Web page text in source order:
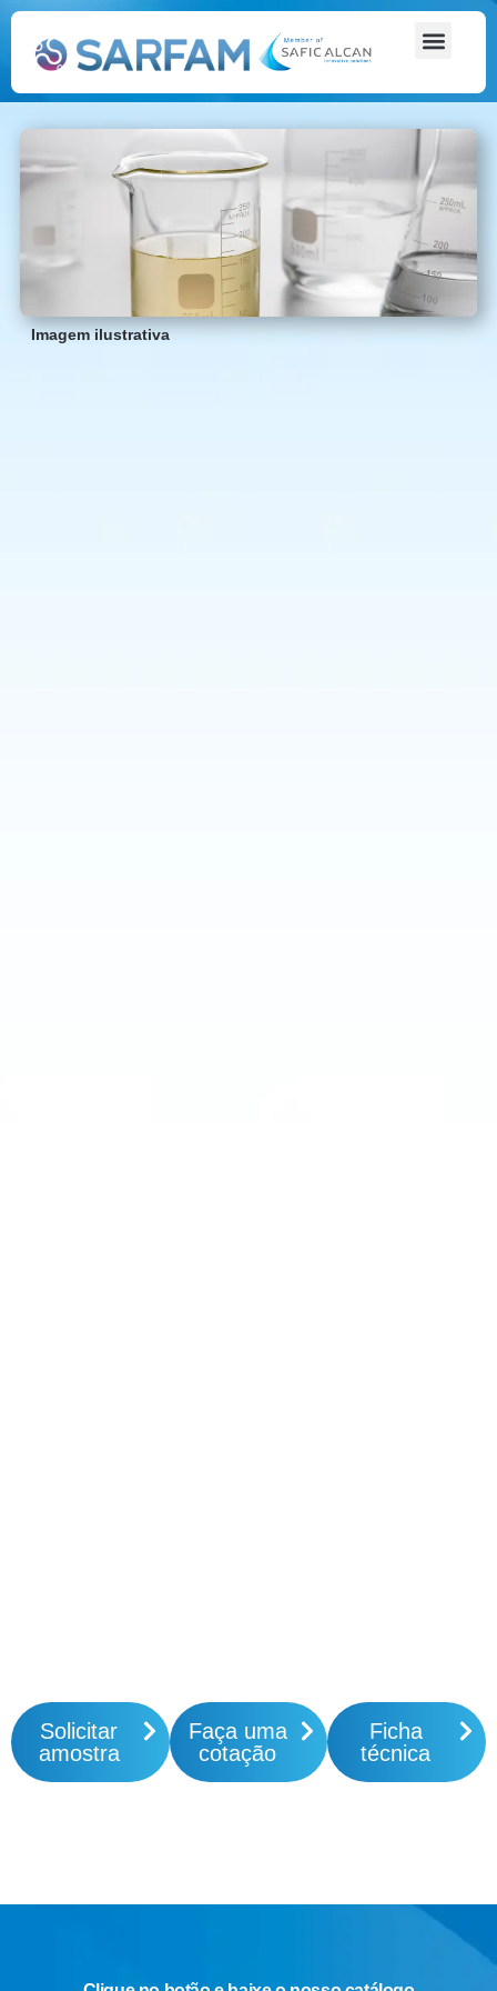
Imagem ilustrativa
Solicitar
amostra
Faça uma
cotação
Ficha
técnica